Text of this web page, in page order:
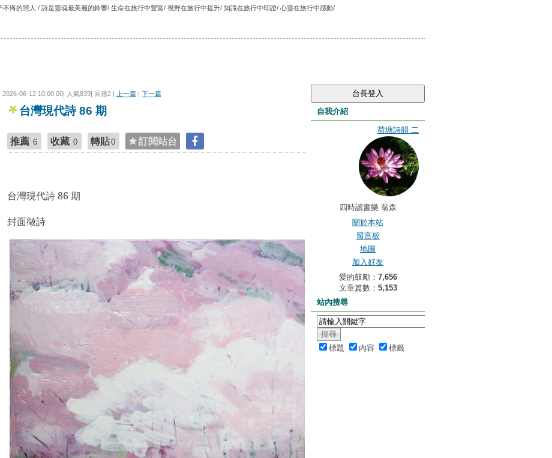
不悔的戀人 / 詩是靈魂最美麗的鈴響/ 生命在旅行中豐富/ 視野在旅行中提升/ 知識在旅行中印證/ 心靈在旅行中感動/
2026-06-12 10:00:00| 人氣839| 回應2 | 上一篇 | 下一篇
台灣現代詩 86 期
推薦 6 收藏 0 轉貼0 訂閱站台
台灣現代詩86 期
封面徵詩
自我介紹
荷塘詩韻 二
四時讀書樂 翁森
關於本站
留言板
地圖
加入好友
愛的鼓勵： 7,656
文章篇數： 5,153
站內搜尋
標題 內容 標籤